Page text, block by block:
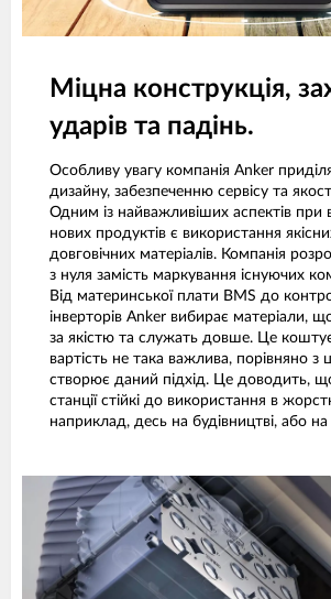
Міцна конструкція,
ударів та падінь.
Особливу увагу компанія Anker
дизайну, забезпеченню сервісу та
Одним із найважливіших аспектів при
нових продуктів є використання
довговічних матеріалів. Компанія
з нуля замість маркування існуючих
Від материнської плати BMS до
інверторів Anker вибирає матеріали,
за якістю та служать довше. Це
вартість не така важлива, порівняно з
створює даний підхід. Це доводить,
станції стійкі до використання в
наприклад, десь на будівництві, або